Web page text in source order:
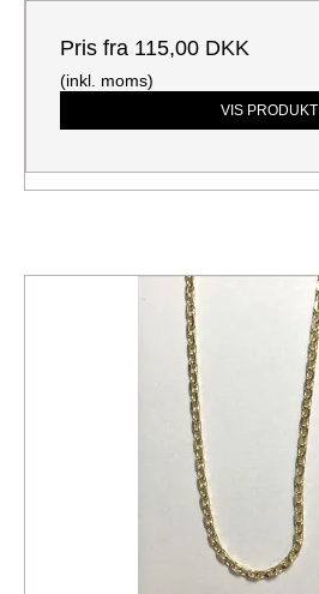
Pris fra 115,00 DKK
(inkl. moms)
VIS PRODUKT